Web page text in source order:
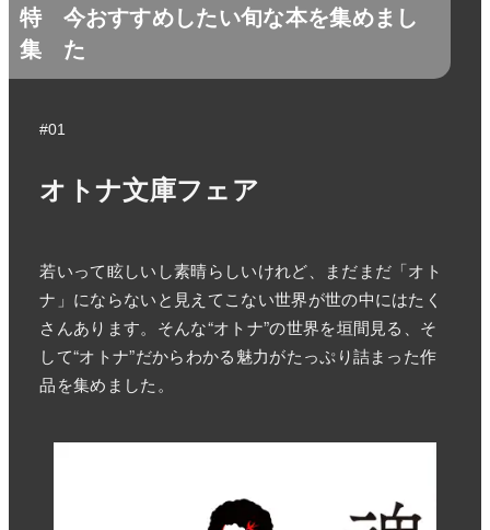
特
集
今おすすめしたい旬な本を集めまし
た
#01
オトナ文庫フェア
若いって眩しいし素晴らしいけれど、まだまだ「オト
ナ」にならないと見えてこない世界が世の中にはたく
さんあります。そんな“オトナ”の世界を垣間見る、そ
して“オトナ”だからわかる魅力がたっぷり詰まった作
品を集めました。